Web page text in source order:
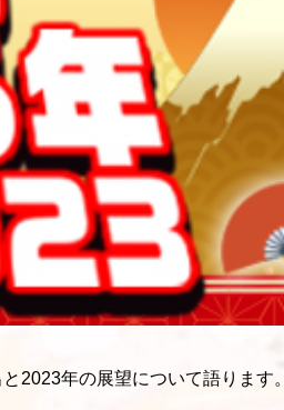
2023年の展望について語ります。